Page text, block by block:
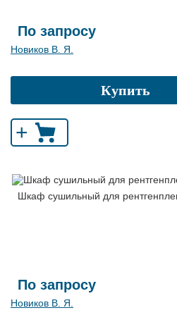
По запросу
Новиков В. Я.
Купить
+
Шкаф сушильный для
По запросу
Новиков В. Я.